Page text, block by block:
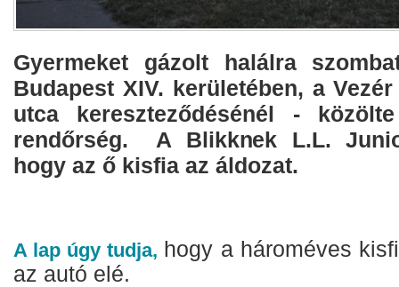
Gyermeket gázolt halálra
Budapest XIV. kerületében, a
utca kereszteződésénél -
rendőrség. A Blikknek L.L.
hogy az ő kisfia az áldozat.
A lap úgy tudja, hogy a hároméves
az autó elé.